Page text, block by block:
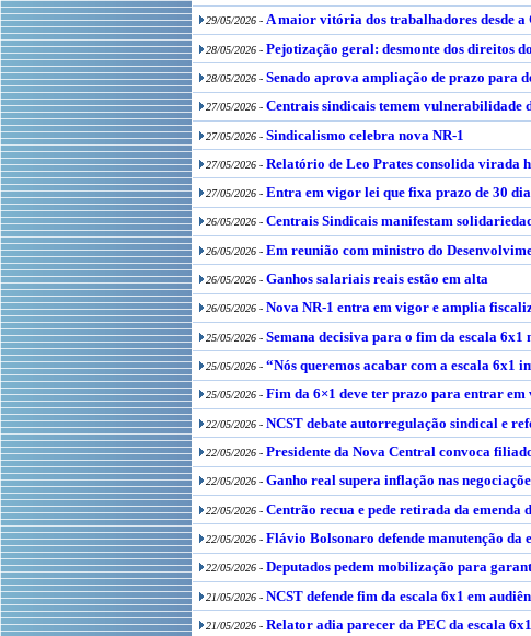
29/05/2026 - A maior vitória dos trabalhadores desde a
28/05/2026 - Pejotização geral: desmonte dos direitos
28/05/2026 - Senado aprova ampliação de prazo para
27/05/2026 - Centrais sindicais temem vulnerabilidade
27/05/2026 - Sindicalismo celebra nova NR-1
27/05/2026 - Relatório de Leo Prates consolida virada
27/05/2026 - Entra em vigor lei que fixa prazo de 30
26/05/2026 - Centrais Sindicais manifestam
26/05/2026 - Em reunião com ministro do
26/05/2026 - Ganhos salariais reais estão em alta
26/05/2026 - Nova NR-1 entra em vigor e amplia
25/05/2026 - Semana decisiva para o fim da escala
25/05/2026 - “Nós queremos acabar com a escala
25/05/2026 - Fim da 6×1 deve ter prazo para entrar
22/05/2026 - NCST debate autorregulação sindical e
22/05/2026 - Presidente da Nova Central convoca
22/05/2026 - Ganho real supera inflação nas
22/05/2026 - Centrão recua e pede retirada da emenda
22/05/2026 - Flávio Bolsonaro defende manutenção da
22/05/2026 - Deputados pedem mobilização para
21/05/2026 - NCST defende fim da escala 6x1 em
21/05/2026 - Relator adia parecer da PEC da escala